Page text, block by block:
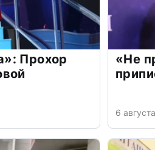
Прохор
«Не
6 августа